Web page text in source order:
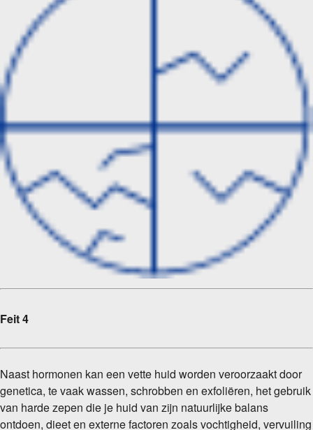
Feit 4
Naast hormonen kan een vette huid worden veroorzaakt door
genetica, te vaak wassen, schrobben en exfoliëren, het gebruik
van harde zepen die je huid van zijn natuurlijke balans
ontdoen, dieet en externe factoren zoals vochtigheid, vervuiling